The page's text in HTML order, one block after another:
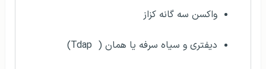
واکسن سه گانه کزاز
دیفتری و سیاه سرفه یا همان ( Tdap
)